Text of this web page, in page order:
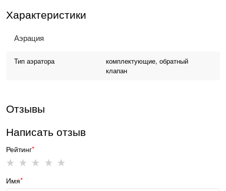
Характеристики
Аэрация
Тип аэратора
комплектующие, обратный
клапан
Отзывы
Написать отзыв
Рейтинг
Имя